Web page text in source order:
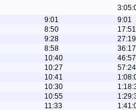
9:01
9:01
8:50
17:51
9:28
27:19
8:58
36:17
10:40
46:57
10:27
57:24
10:41
10:30
10:55
11:33